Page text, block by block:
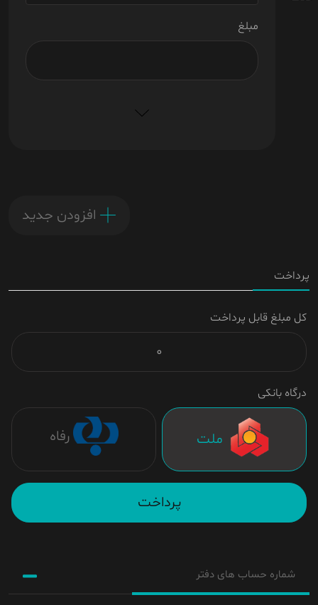
مبلغ
افزودن جدید
پرداخت
کل مبلغ قابل پرداخت
درگاه بانکی
ملت رفاه
پرداخت
شماره حساب های دفتر